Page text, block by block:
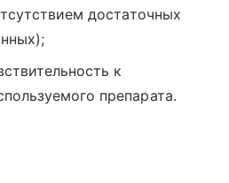
достаточных
к
препарата.